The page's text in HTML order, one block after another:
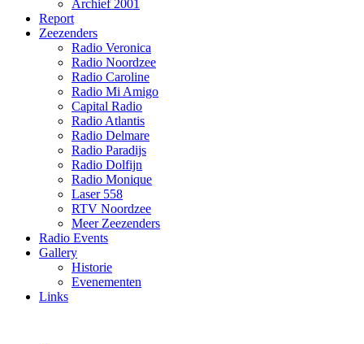
Archief 2001
Report
Zeezenders
Radio Veronica
Radio Noordzee
Radio Caroline
Radio Mi Amigo
Capital Radio
Radio Atlantis
Radio Delmare
Radio Paradijs
Radio Dolfijn
Radio Monique
Laser 558
RTV Noordzee
Meer Zeezenders
Radio Events
Gallery
Historie
Evenementen
Links